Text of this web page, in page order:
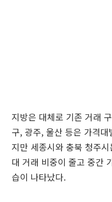
지방은 대체로 기존 거래
구, 광주, 울산 등은 가격
지만 세종시와 충북 청주
대 거래 비중이 줄고 중간
습이 나타났다.